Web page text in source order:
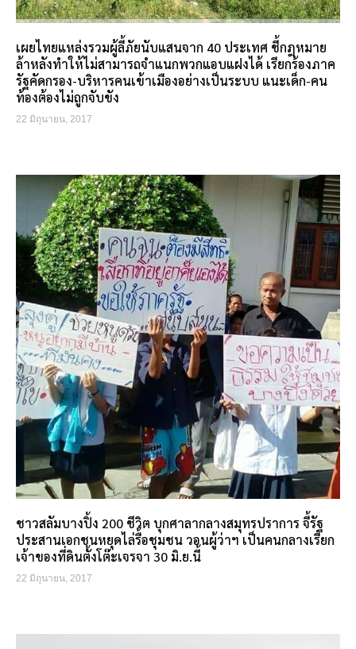
เผยไทยแหล่งรวมผู้ลี้ภัยนับแสนจาก 40 ประเทศ ชี้กฎหมาย
ล้าหลังทำให้ไม่สามารถจำแนกพวกแอบแฝงได้ เรียกร้องภาค
รัฐคัดกรอง-บริหารคนเข้าเมืองอย่างเป็นระบบ แนะเด็ก-คน
ท้องต้องไม่ถูกจับขัง
22 มิถุนายน, 2017
ชาวสลัมบางปิ้ง 200 ชีวิต บุกศาลากลางสมุทรปราการ จี้รัฐ
ประสานเอกชนหยุดไล่รื้อชุมชน วอนผู้ว่าฯ เป็นคนกลางเรียก
เจ้าของที่ดินตั้งโต๊ะเจรจา 30 มิ.ย.นี้
22 มิถุนายน, 2017